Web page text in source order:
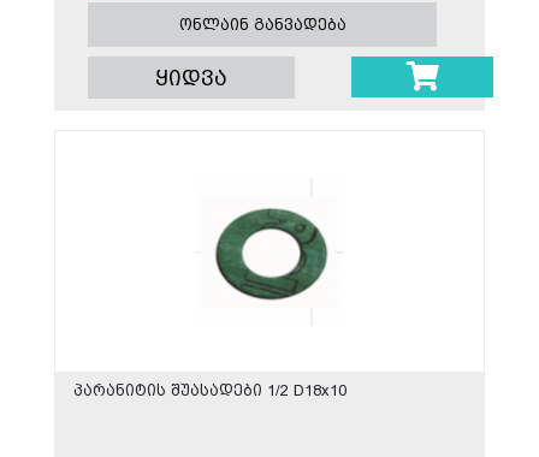
ონლაინ განვადება
ყიდვა
პარანიტის შუასადები 1/2 D18x10